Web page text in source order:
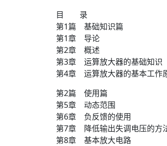
目 录
第1篇 基础知识篇
第1章 导论
第2章 概述
第3章 运算放大器的基础知识
第4章 运算放大器的基本工作
第2篇 使用篇
第5章 动态范围
第6章 负反馈的使用
第7章 降低输出失调电压的方
第8章 基本放大电路